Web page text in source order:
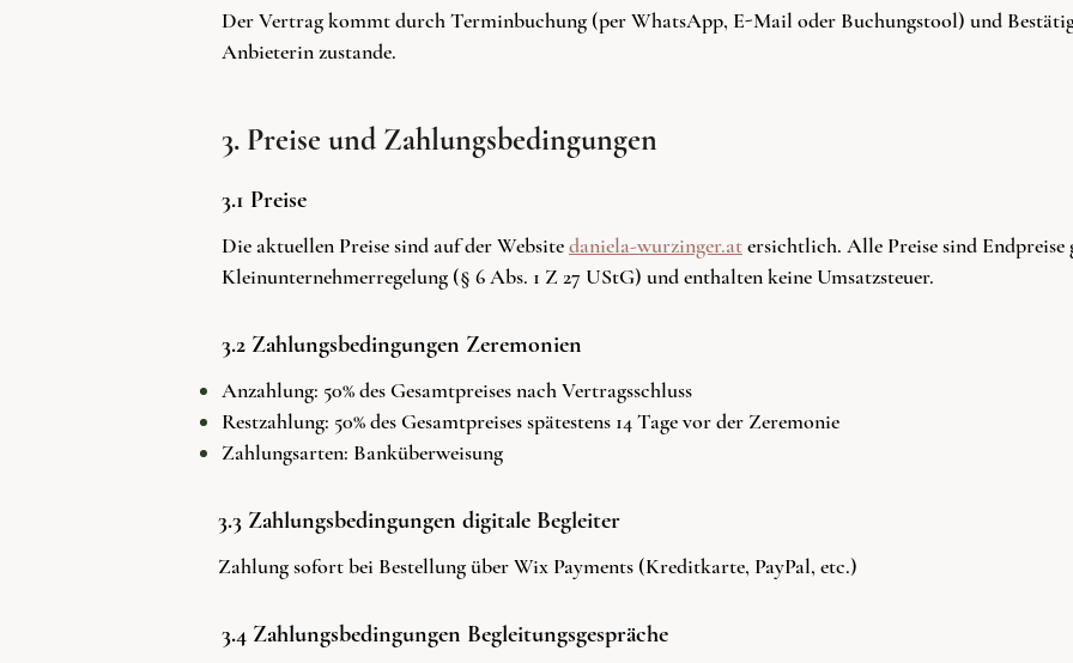
Der Vertrag kommt durch Terminbuchung (per WhatsApp, E-Mail oder Buchungstool) und
Anbieterin zustande.
3. Preise und Zahlungsbedingungen
3.1 Preise
Die aktuellen Preise sind auf der Websitedaniela-wurzinger.atersichtlich. Alle Preise sind Endpreise
Kleinunternehmerregelung (§ 6 Abs. 1 Z 27 UStG) und enthalten keine Umsatzsteuer.
3.2 Zahlungsbedingungen Zeremonien
Anzahlung: 50% des Gesamtpreises nach Vertragsschluss
Restzahlung: 50% des Gesamtpreises spätestens 14 Tage vor der Zeremonie
Zahlungsarten: Banküberweisung
3.3 Zahlungsbedingungen digitale Begleiter
Zahlung sofort bei Bestellung über Wix Payments (Kreditkarte, PayPal, etc.)
3.4 Zahlungsbedingungen Begleitungsgespräche